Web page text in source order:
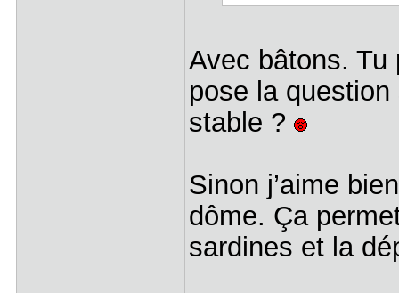
Avec bâtons. Tu
pose la
stable ?
Sinon j’aime
dôme. Ça
sardines et la